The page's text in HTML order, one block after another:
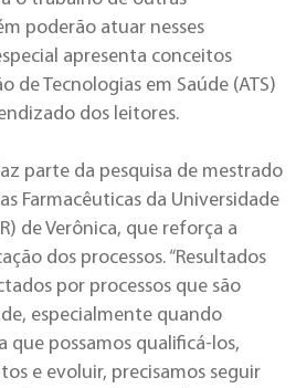
poderão atuar nesses
apresenta conceitos
de Tecnologias em Saúde (ATS)
dos leitores.
parte da pesquisa de mestrado
Farmacêuticas da Universidade
de Verônica, que reforça a
dos processos. “Resultados
por processos que são
especialmente quando
que possamos qualificá-los,
e evoluir, precisamos seguir